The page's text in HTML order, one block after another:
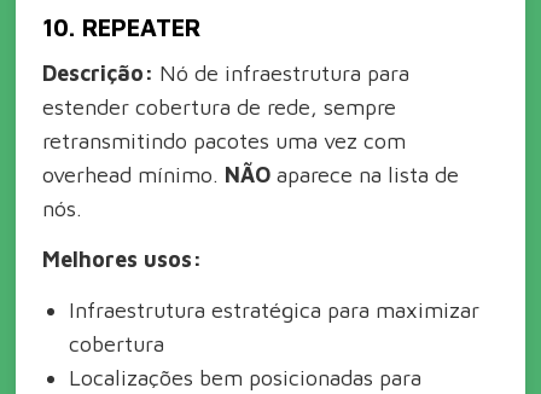
10. REPEATER
Descrição: Nó de infraestrutura para
estender cobertura de rede, sempre
retransmitindo pacotes uma vez com
overhead mínimo. NÃO aparece na lista de
nós.
Melhores usos:
Infraestrutura estratégica para maximizar
cobertura
Localizações bem posicionadas para